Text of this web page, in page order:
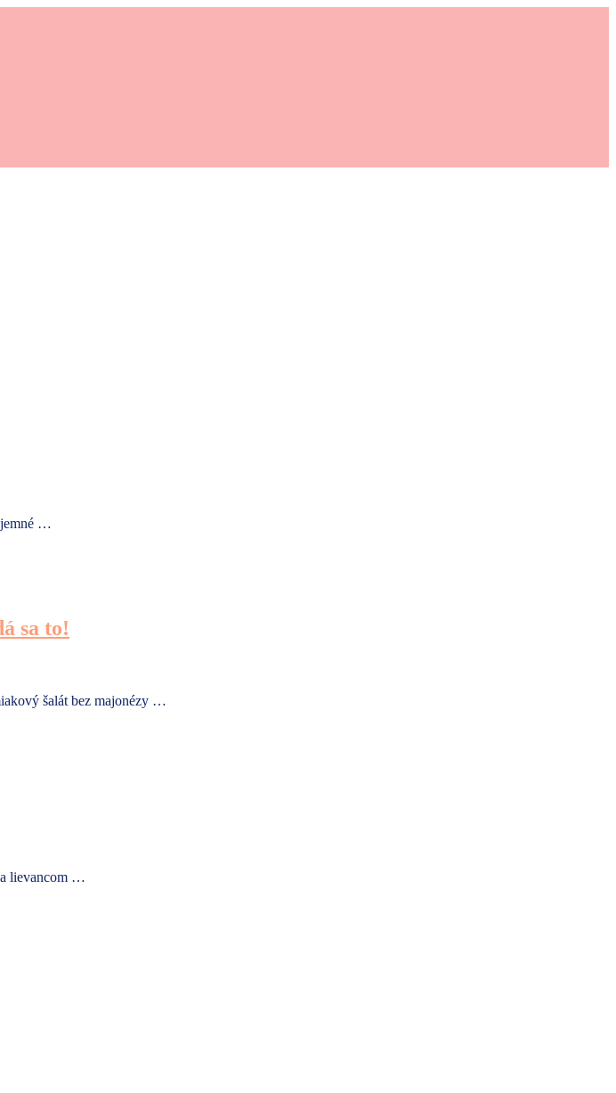
jemné …
sa to!
šalát bez majonézy …
lievancom …